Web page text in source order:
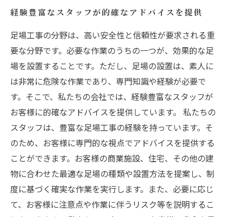
経験豊富なスタッフが的確なアドバイスを提供
足場工事の分野は、高い安全性と信頼性が要求される重
要な分野です。必要な作業のうちの一つが、効果的な足
場を設置することです。ただし、足場の設置は、素人に
は非常に危険な作業であり、専門知識や経験が必要で
す。そこで、私たちの会社では、経験豊富なスタッフが
お客様に的確なアドバイスを提供しています。 私たちの
スタッフは、豊富な足場工事の経験を持っています。そ
のため、お客様に専門的な視点でアドバイスを提供する
ことができます。お客様の商業施設、住宅、その他の建
物に合わせた最適な足場の種類や設置方法を提案し、制
度に基づく確実な作業を実行します。また、必要に応じ
て、お客様に注意点や作業に伴うリスク等を説明するこ